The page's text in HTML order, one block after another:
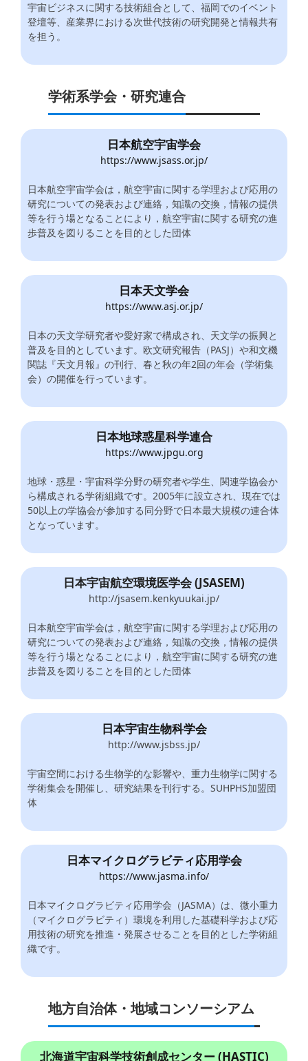
宇宙ビジネスに関する技術組合として、福岡でのイベント
登壇等、産業界における次世代技術の研究開発と情報共有
を担う。
学術系学会・研究連合
日本航空宇宙学会
https://www.jsass.or.jp/
日本航空宇宙学会は，航空宇宙に関する学理および応用の
研究についての発表および連絡，知識の交換，情報の提供
等を行う場となることにより，航空宇宙に関する研究の進
歩普及を図りることを目的とした団体
日本天文学会
https://www.asj.or.jp/
日本の天文学研究者や愛好家で構成され、天文学の振興と
普及を目的としています。欧文研究報告（PASJ）や和文機
関誌『天文月報』の刊行、春と秋の年2回の年会（学術集
会）の開催を行っています。
日本地球惑星科学連合
https://www.jpgu.org
地球・惑星・宇宙科学分野の研究者や学生、関連学協会か
ら構成される学術組織です。2005年に設立され、現在では
50以上の学協会が参加する同分野で日本最大規模の連合体
となっています。
日本宇宙航空環境医学会 (JSASEM)
http://jsasem.kenkyuukai.jp/
日本航空宇宙学会は，航空宇宙に関する学理および応用の
研究についての発表および連絡，知識の交換，情報の提供
等を行う場となることにより，航空宇宙に関する研究の進
歩普及を図りることを目的とした団体
日本宇宙生物科学会
http://www.jsbss.jp/
宇宙空間における生物学的な影響や、重力生物学に関する
学術集会を開催し、研究結果を刊行する。SUHPHS加盟団
体
日本マイクログラビティ応用学会
https://www.jasma.info/
日本マイクログラビティ応用学会（JASMA）は、微小重力
（マイクログラビティ）環境を利用した基礎科学および応
用技術の研究を推進・発展させることを目的とした学術組
織です。
地方自治体・地域コンソーシアム
北海道宇宙科学技術創成センター (HASTIC)